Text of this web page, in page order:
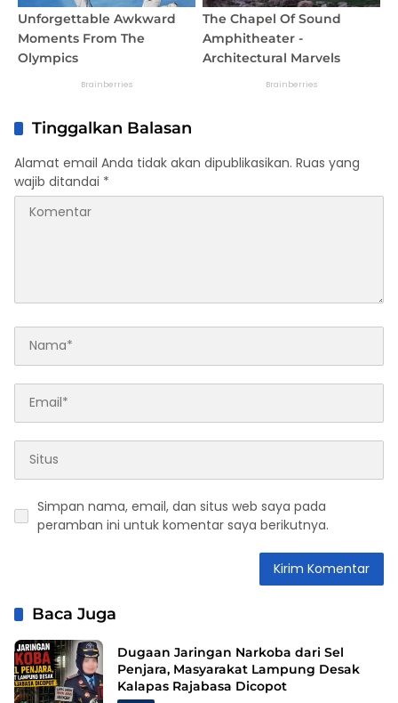
Tinggalkan Balasan
Alamat email Anda tidak akan dipublikasikan. Ruas yang
wajib ditandai *
Simpan nama, email, dan situs web saya pada
peramban ini untuk komentar saya berikutnya.
Baca Juga
Dugaan Jaringan Narkoba dari Sel
Penjara, Masyarakat Lampung Desak
Kalapas Rajabasa Dicopot